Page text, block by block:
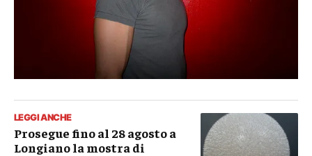
LEGGI ANCHE
Prosegue fino al 28 agosto a
Longiano la mostra di